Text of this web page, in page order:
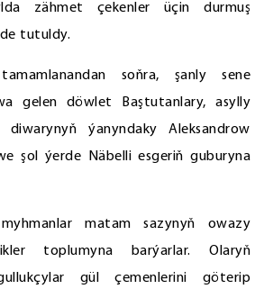
zähmet çekenler üçin durmuş
tutuldy.
soňra, şanly sene
gelen döwlet Baştutanlary, asylly
ýanyndaky Aleksandrow
şol ýerde Näbelli esgeriň guburyna
matam sazynyň owazy
toplumyna barýarlar. Olaryň
gül çemenlerini göterip